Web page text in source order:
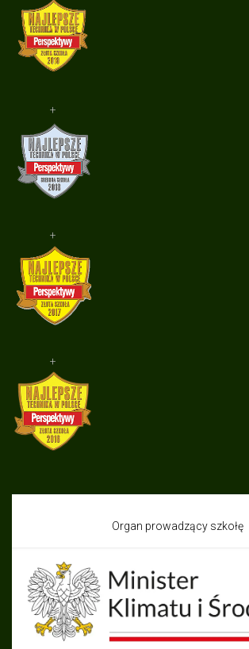
+
+
+
Organ prowadzący szkołę